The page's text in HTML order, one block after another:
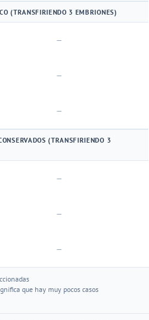
(TRANSFIRIENDO 3 EMBRIONES)
—
—
—
(TRANSFIRIENDO 3
—
—
—
que hay muy pocos casos